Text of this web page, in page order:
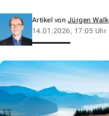
Artikel von Jürgen Walk
14.01.2026, 17:05 Uhr